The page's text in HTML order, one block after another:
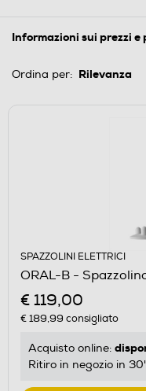
Informazioni sui prezzi
Ordina per:
SPAZZOLINI ELETTRICI
ORAL-B -
€ 119,00
€ 189,99 consigliato
Acquisto online:
Ritiro in negozio in